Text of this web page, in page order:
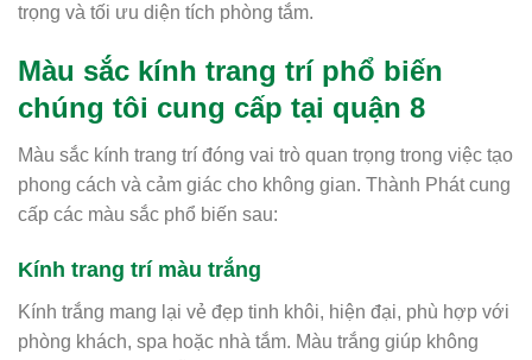
trọng và tối ưu diện tích phòng tắm.
Màu sắc kính trang trí phổ biến
chúng tôi cung cấp tại quận 8
Màu sắc kính trang trí đóng vai trò quan trọng trong việc tạo
phong cách và cảm giác cho không gian. Thành Phát cung
cấp các màu sắc phổ biến sau:
Kính trang trí màu trắng
Kính trắng mang lại vẻ đẹp tinh khôi, hiện đại, phù hợp với
phòng khách, spa hoặc nhà tắm. Màu trắng giúp không